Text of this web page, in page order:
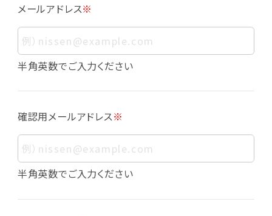
す。また、その情報のみでは識別できない場合で
も、他の情報と容易に照合することで、結果的に
お客様個人を識別できるものも個人情報に含ま
れます。
個人情報の利用目的について
下の通りであり、これらの目的達成の範囲を超
えてお客様の個人情報を利用することはありま
せん。
・会員登録者の個人認証
・会員ポイントプログラムの運営
メールアドレス※
半角英数でご入力ください
確認用メールアドレス※
半角英数でご入力ください